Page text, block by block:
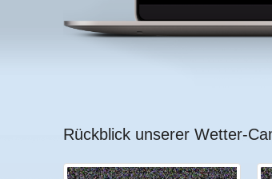
Rückblick unserer Wetter-